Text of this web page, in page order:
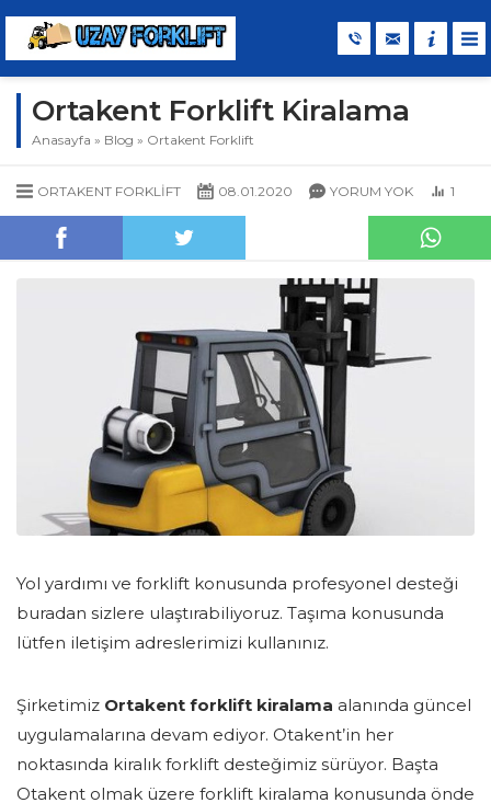
Ortakent Forklift Kiralama
Anasayfa » Blog » Ortakent Forklift
ORTAKENT FORKLIFT 08.01.2020 YORUM YOK 1
Yol yardımı ve forklift konusunda profesyonel desteği
buradan sizlere ulaştırabiliyoruz. Taşıma konusunda
lütfen iletişim adreslerimizi kullanınız.
Şirketimiz Ortakent forklift kiralama alanında güncel
uygulamalarına devam ediyor. Otakent’in her
noktasında kiralık forklift desteğimiz sürüyor. Başta
Otakent olmak üzere forklift kiralama konusunda önde